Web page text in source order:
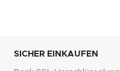
SICHER EINKAUFEN